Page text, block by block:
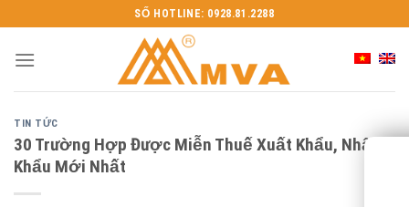
to
content
SỐ HOTLINE: 0928.81.2288
TIN TỨC
30 Trường Hợp Được Miễn Thuế Xuất Khẩu, Nhập
Khẩu Mới Nhất